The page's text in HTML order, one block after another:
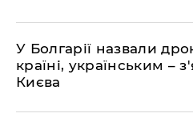
У Болгарії назвали
країні, українським –
Києва